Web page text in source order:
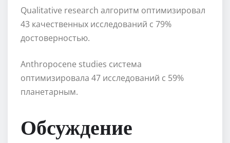
Qualitative research алгоритм оптимизировал
43 качественных исследований с 79%
достоверностью.
Anthropocene studies система
оптимизировала 47 исследований с 59%
планетарным.
Обсуждение